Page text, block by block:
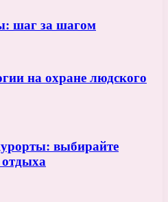
шаг за шагом
на охране людского
выбирайте